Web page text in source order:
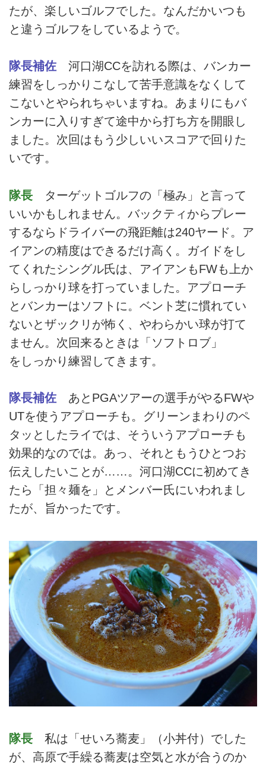
たが、楽しいゴルフでした。なんだかいつも
と違うゴルフをしているようで。
隊長補佐 河口湖CCを訪れる際は、バンカー
練習をしっかりこなして苦手意識をなくして
こないとやられちゃいますね。あまりにもバ
ンカーに入りすぎて途中から打ち方を開眼し
ました。次回はもう少しいいスコアで回りた
いです。
隊長 ターゲットゴルフの「極み」と言って
いいかもしれません。バックティからプレー
するならドライバーの飛距離は240ヤード。ア
イアンの精度はできるだけ高く。ガイドをし
てくれたシングル氏は、アイアンもFWも上か
らしっかり球を打っていました。アプローチ
とバンカーはソフトに。ベント芝に慣れてい
ないとザックリが怖く、やわらかい球が打て
ません。次回来るときは「ソフトロブ」
をしっかり練習してきます。
隊長補佐 あとPGAツアーの選手がやるFWや
UTを使うアプローチも。グリーンまわりのペ
タッとしたライでは、そういうアプローチも
効果的なのでは。あっ、それともうひとつお
伝えしたいことが……。河口湖CCに初めてき
たら「担々麺を」とメンバー氏にいわれまし
たが、旨かったです。
隊長 私は「せいろ蕎麦」（小丼付）でした
が、高原で手繰る蕎麦は空気と水が合うのか